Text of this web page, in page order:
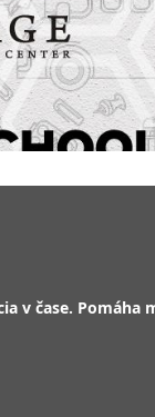
v čase. Pomáha